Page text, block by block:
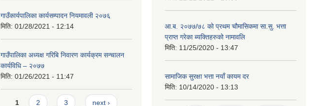
गाउँकार्यपालिका कार्यसम्पादन नियमावली २०७६
मिति: 01/28/2021 - 12:14
गाउँपालिका अध्यक्ष गरिबि निवारण कार्यक्रम सन्चालन
कार्यविधि – २०७७
मिति: 01/26/2021 - 11:47
Pages
1 2 3 next ›
आ.ब. २०७७/७८ को प्रथम चौमासिकमा सा.सु. भत्ता
प्राप्त गरेका ब्यक्तिहरुको नामावलि
मिति: 11/25/2020 - 13:47
सामाजिक सुरक्षा भत्ता नयाँ कायम दर
मिति: 10/14/2020 - 13:13